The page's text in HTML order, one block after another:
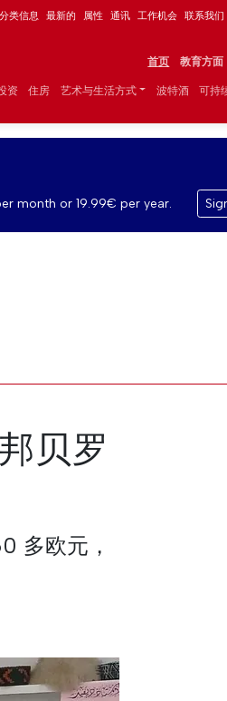
分类信息 最新的 属性 通讯 工作机会 联系我们
首页 教育方面
资 住房 艺术与生活方式 波特酒 可持
month or 19.99€ per year.
贝罗
多欧元，